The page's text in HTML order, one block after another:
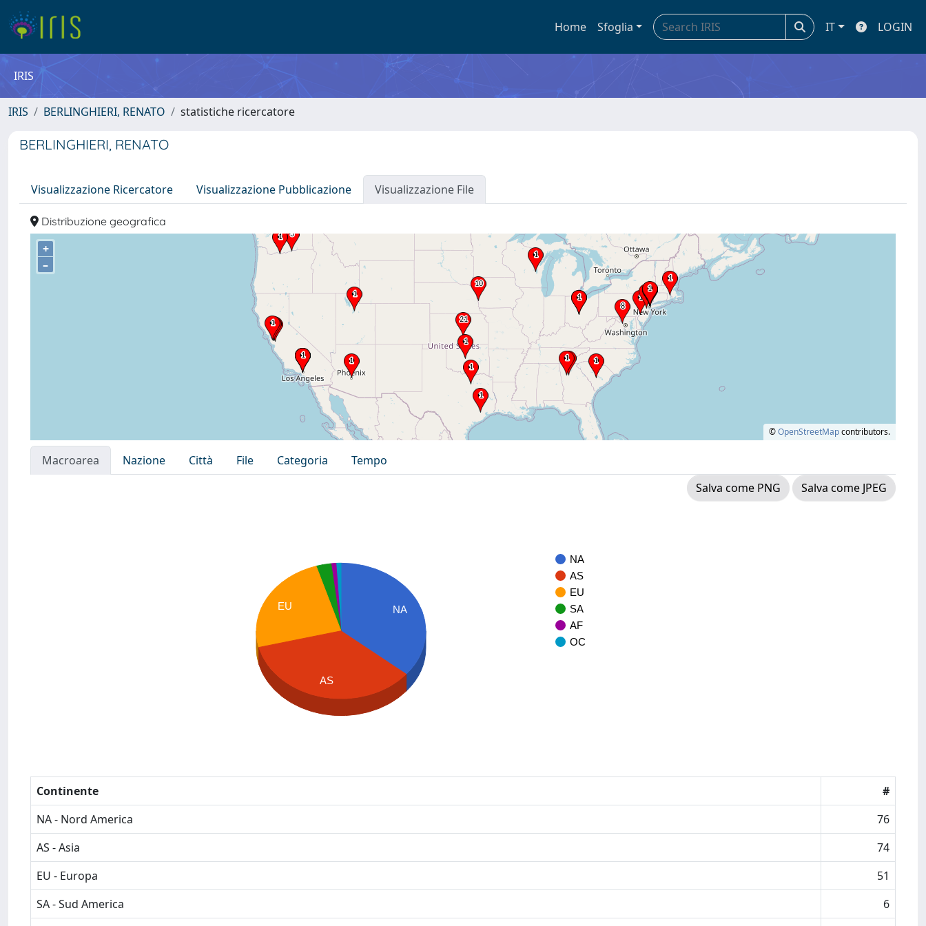
Home Sfoglia IT LOGIN
IRIS
IRIS BERLINGHIERI, RENATO statistiche ricercatore
BERLINGHIERI, RENATO
Visualizzazione Ricercatore Visualizzazione Pubblicazione Visualizzazione File
Distribuzione geografica
+
–
©OpenStreetMapcontributors.
Macroarea Nazione Città File Categoria
Tempo
Salva come PNG
Salva come JPEG
NA
AS
EU
SA
AF
OC
NA
EU
AS
Continente
#
NA - Nord America
76
AS - Asia
74
EU - Europa
51
SA - Sud America
6